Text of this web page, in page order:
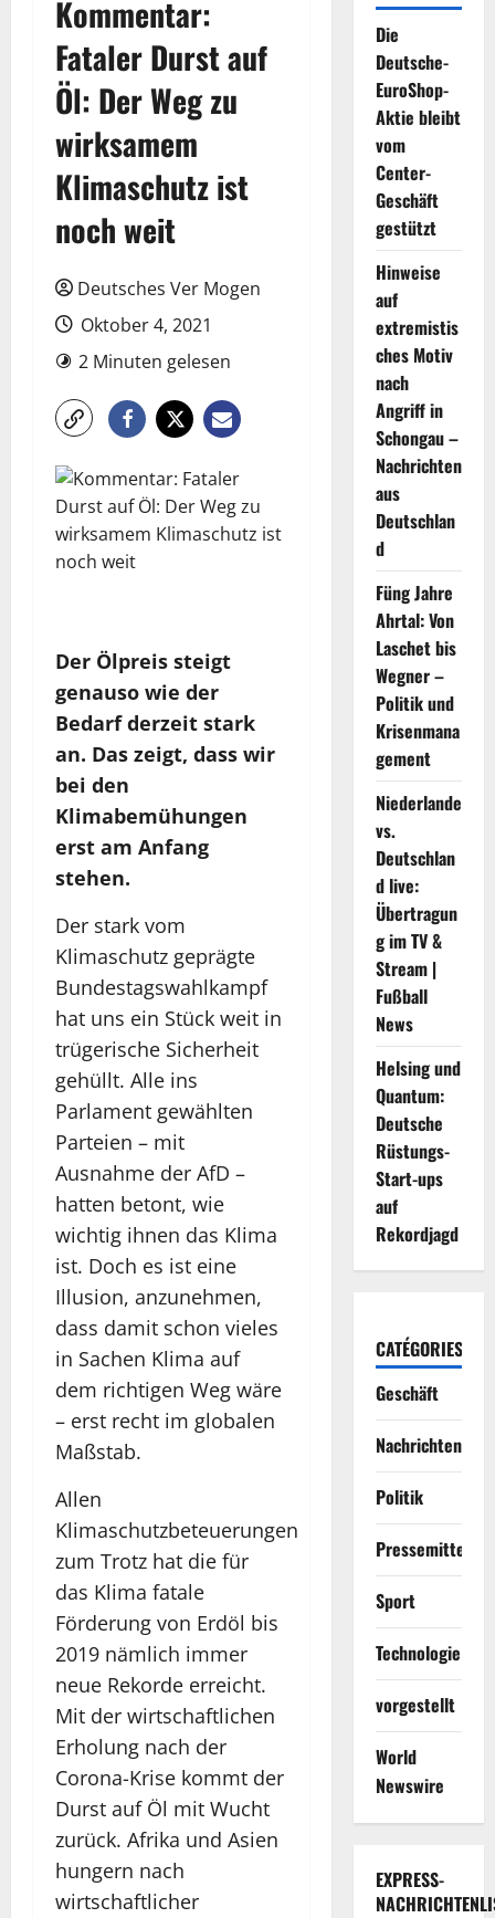
Kommentar:
Fataler Durst auf
Öl: Der Weg zu
wirksamem
Klimaschutz ist
noch weit
Deutsches Ver Mogen
Oktober 4, 2021
2 Minuten gelesen
Der Ölpreis steigt
genauso wie der
Bedarf derzeit stark
an. Das zeigt, dass wir
bei den
Klimabemühungen
erst am Anfang
stehen.
Der stark vom
Klimaschutz geprägte
Bundestagswahlkampf
hat uns ein Stück weit in
trügerische Sicherheit
gehüllt. Alle ins
Parlament gewählten
Parteien – mit
Ausnahme der AfD –
hatten betont, wie
wichtig ihnen das Klima
ist. Doch es ist eine
Illusion, anzunehmen,
dass damit schon vieles
in Sachen Klima auf
dem richtigen Weg wäre
– erst recht im globalen
Maßstab.
Allen
Klimaschutzbeteuerungen
zum Trotz hat die für
das Klima fatale
Förderung von Erdöl bis
2019 nämlich immer
neue Rekorde erreicht.
Mit der wirtschaftlichen
Erholung nach der
Corona-Krise kommt der
Durst auf Öl mit Wucht
zurück. Afrika und Asien
hungern nach
wirtschaftlicher
Die
Deutsche-
EuroShop-
Aktie bleibt
vom
Center-
Geschäft
gestützt
Hinweise
auf
extremistis
ches Motiv
nach
Angriff in
Schongau –
Nachrichten
aus
Deutschlan
d
Füng Jahre
Ahrtal: Von
Laschet bis
Wegner –
Politik und
Krisenmana
gement
Niederlande
vs.
Deutschlan
d live:
Übertragun
g im TV &
Stream |
Fußball
News
Helsing und
Quantum:
Deutsche
Rüstungs-
Start-ups
auf
Rekordjagd
CATÉGORIES
Geschäft
Nachrichten
Politik
Sport
Technologie
vorgestellt
World
Newswire
EXPRESS-